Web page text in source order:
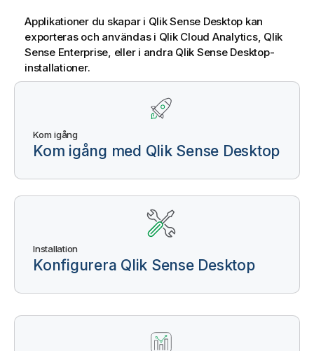
Applikationer du skapar i Qlik Sense Desktop kan
exporteras och användas i Qlik Cloud Analytics, Qlik
Sense Enterprise, eller i andra Qlik Sense Desktop-
installationer.
Kom igång
Kom igång med Qlik Sense Desktop
Installation
Konfigurera Qlik Sense Desktop